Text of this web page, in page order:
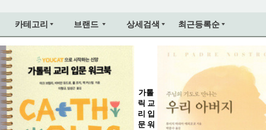
카테고리 브랜드 상세검색 최근등록순
가톨
릭 교
리 입
문 워